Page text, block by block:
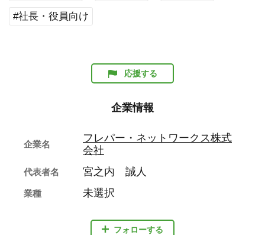
#社長・役員向け
応援する
企業情報
フォローする
企業名
フレパー・ネットワークス株式
会社
代表者名 宮之内 誠人
業種 未選択